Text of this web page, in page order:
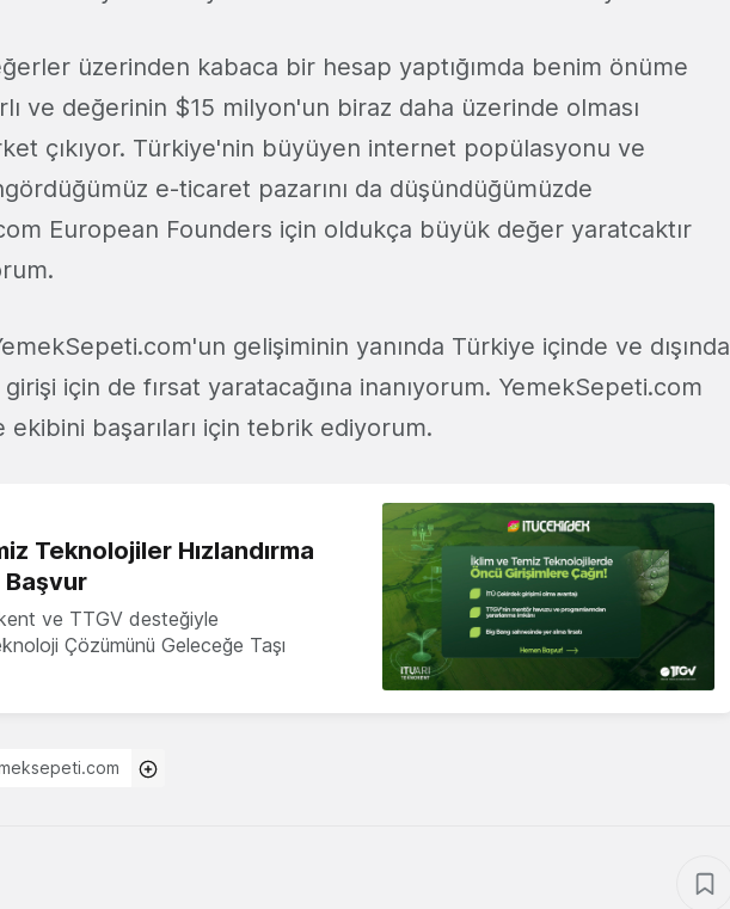
üzerinden kabaca bir hesap yaptığımda benim önüme
ve değerinin $15 milyon'un biraz daha üzerinde olması
çıkıyor. Türkiye'nin büyüyen internet popülasyonu ve
e-ticaret pazarını da düşündüğümüzde
European Founders için oldukça büyük değer yaratcaktır
gelişiminin yanında Türkiye içinde ve dışında
girişi için de fırsat yaratacağına inanıyorum. YemekSepeti.com
ekibini başarıları için tebrik ediyorum.
Teknolojiler Hızlandırma
Başvur
ve TTGV desteğiyle
Çözümünü Geleceğe Taşı